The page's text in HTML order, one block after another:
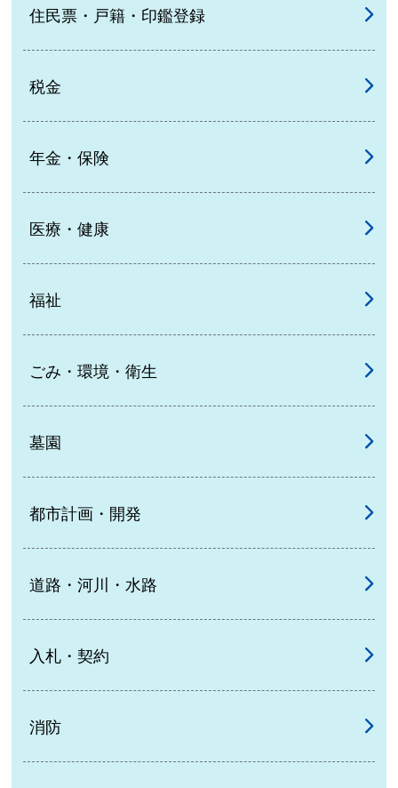
住民票・戸籍・印鑑登録
税金
年金・保険
医療・健康
福祉
ごみ・環境・衛生
墓園
都市計画・開発
道路・河川・水路
入札・契約
消防